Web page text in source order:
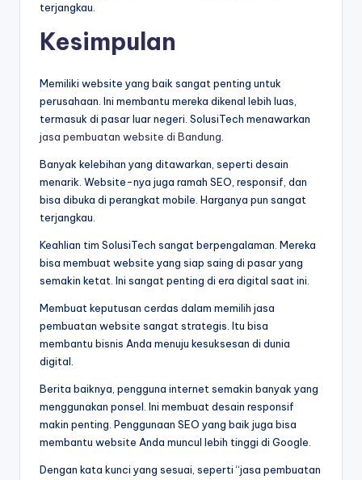
terjangkau.
Kesimpulan
Memiliki website yang baik sangat penting untuk
perusahaan. Ini membantu mereka dikenal lebih luas,
termasuk di pasar luar negeri. SolusiTech menawarkan
jasa pembuatan website di Bandung.
Banyak kelebihan yang ditawarkan, seperti desain
menarik. Website-nya juga ramah SEO, responsif, dan
bisa dibuka di perangkat mobile. Harganya pun sangat
terjangkau.
Keahlian tim SolusiTech sangat berpengalaman. Mereka
bisa membuat website yang siap saing di pasar yang
semakin ketat. Ini sangat penting di era digital saat ini.
Membuat keputusan cerdas dalam memilih jasa
pembuatan website sangat strategis. Itu bisa
membantu bisnis Anda menuju kesuksesan di dunia
digital.
Berita baiknya, pengguna internet semakin banyak yang
menggunakan ponsel. Ini membuat desain responsif
makin penting. Penggunaan SEO yang baik juga bisa
membantu website Anda muncul lebih tinggi di Google.
Dengan kata kunci yang sesuai, seperti “jasa pembuatan